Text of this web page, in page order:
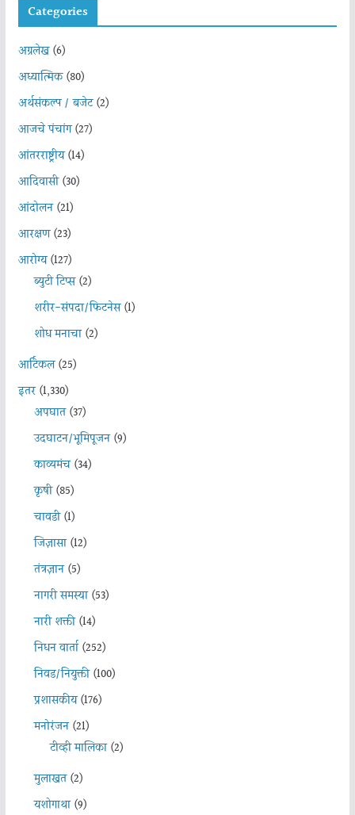
Categories
अग्रलेख(6)
अध्यात्मिक(80)
अर्थसंकल्प / बजेट(2)
आजचे पंचांग(27)
आंतरराष्ट्रीय(14)
आदिवासी(30)
आंदोलन(21)
आरक्षण(23)
आरोग्य(127)
ब्युटी टिप्स(2)
शरीर-संपदा/फिटनेस(1)
शोध मनाचा(2)
आर्टिकल(25)
इतर(1,330)
अपघात(37)
उदघाटन/भूमिपूजन(9)
काव्यमंच(34)
कृषी(85)
चावडी(1)
जिज्ञासा(12)
तंत्रज्ञान(5)
नागरी समस्या(53)
नारी शक्ती(14)
निधन वार्ता(252)
निवड/नियुक्ती(100)
प्रशासकीय(176)
मनोरंजन(21)
टीव्ही मालिका(2)
मुलाखत(2)
यशोगाथा(9)